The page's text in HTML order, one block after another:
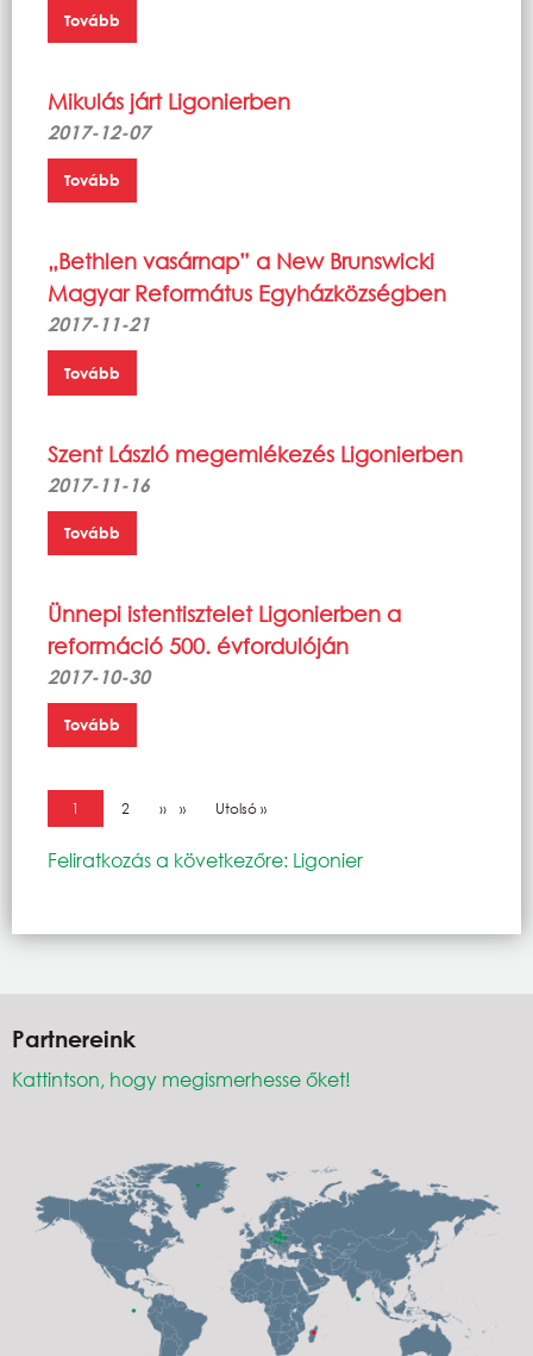
Tovább
Mikulás járt Ligonierben
2017-12-07
Tovább
„Bethlen vasárnap” a New Brunswicki
Magyar Református Egyházközségben
2017-11-21
Tovább
Szent László megemlékezés Ligonierben
2017-11-16
Tovább
Ünnepi istentisztelet Ligonierben a
reformáció 500. évfordulóján
2017-10-30
Tovább
Oldalszámozás
Jelenlegi oldal
1 Oldal
2 Következő oldal
›› Utolsó oldal
Utolsó »
Feliratkozás a következőre: Ligonier
Partnereink
Kattintson, hogy megismerhesse őket!